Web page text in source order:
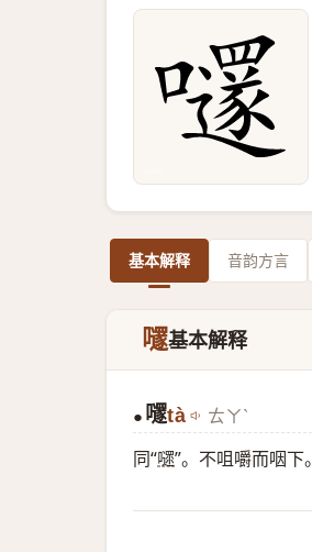
基本解释 音韵方言
嚺基本解释
● 嚺tà ㄊㄚˋ
同“嚃”。不咀嚼而咽下。